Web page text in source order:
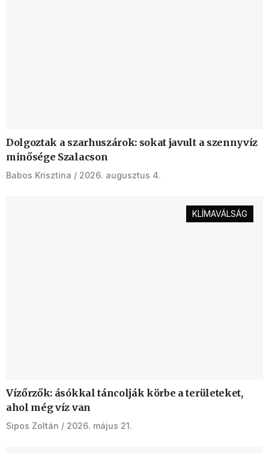
Dolgoztak a szarhuszárok: sokat javult a szennyvíz
minősége Szalacson
Babos Krisztina 2026. augusztus 4.
KLÍMAVÁLSÁG
Vízőrzők: ásókkal táncolják körbe a területeket,
ahol még víz van
Sipos Zoltán 2026. május 21.